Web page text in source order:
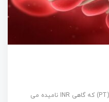
آزمایش PT آزمایش زمان پروترومبین (PT) که گاهی INR نامیده می